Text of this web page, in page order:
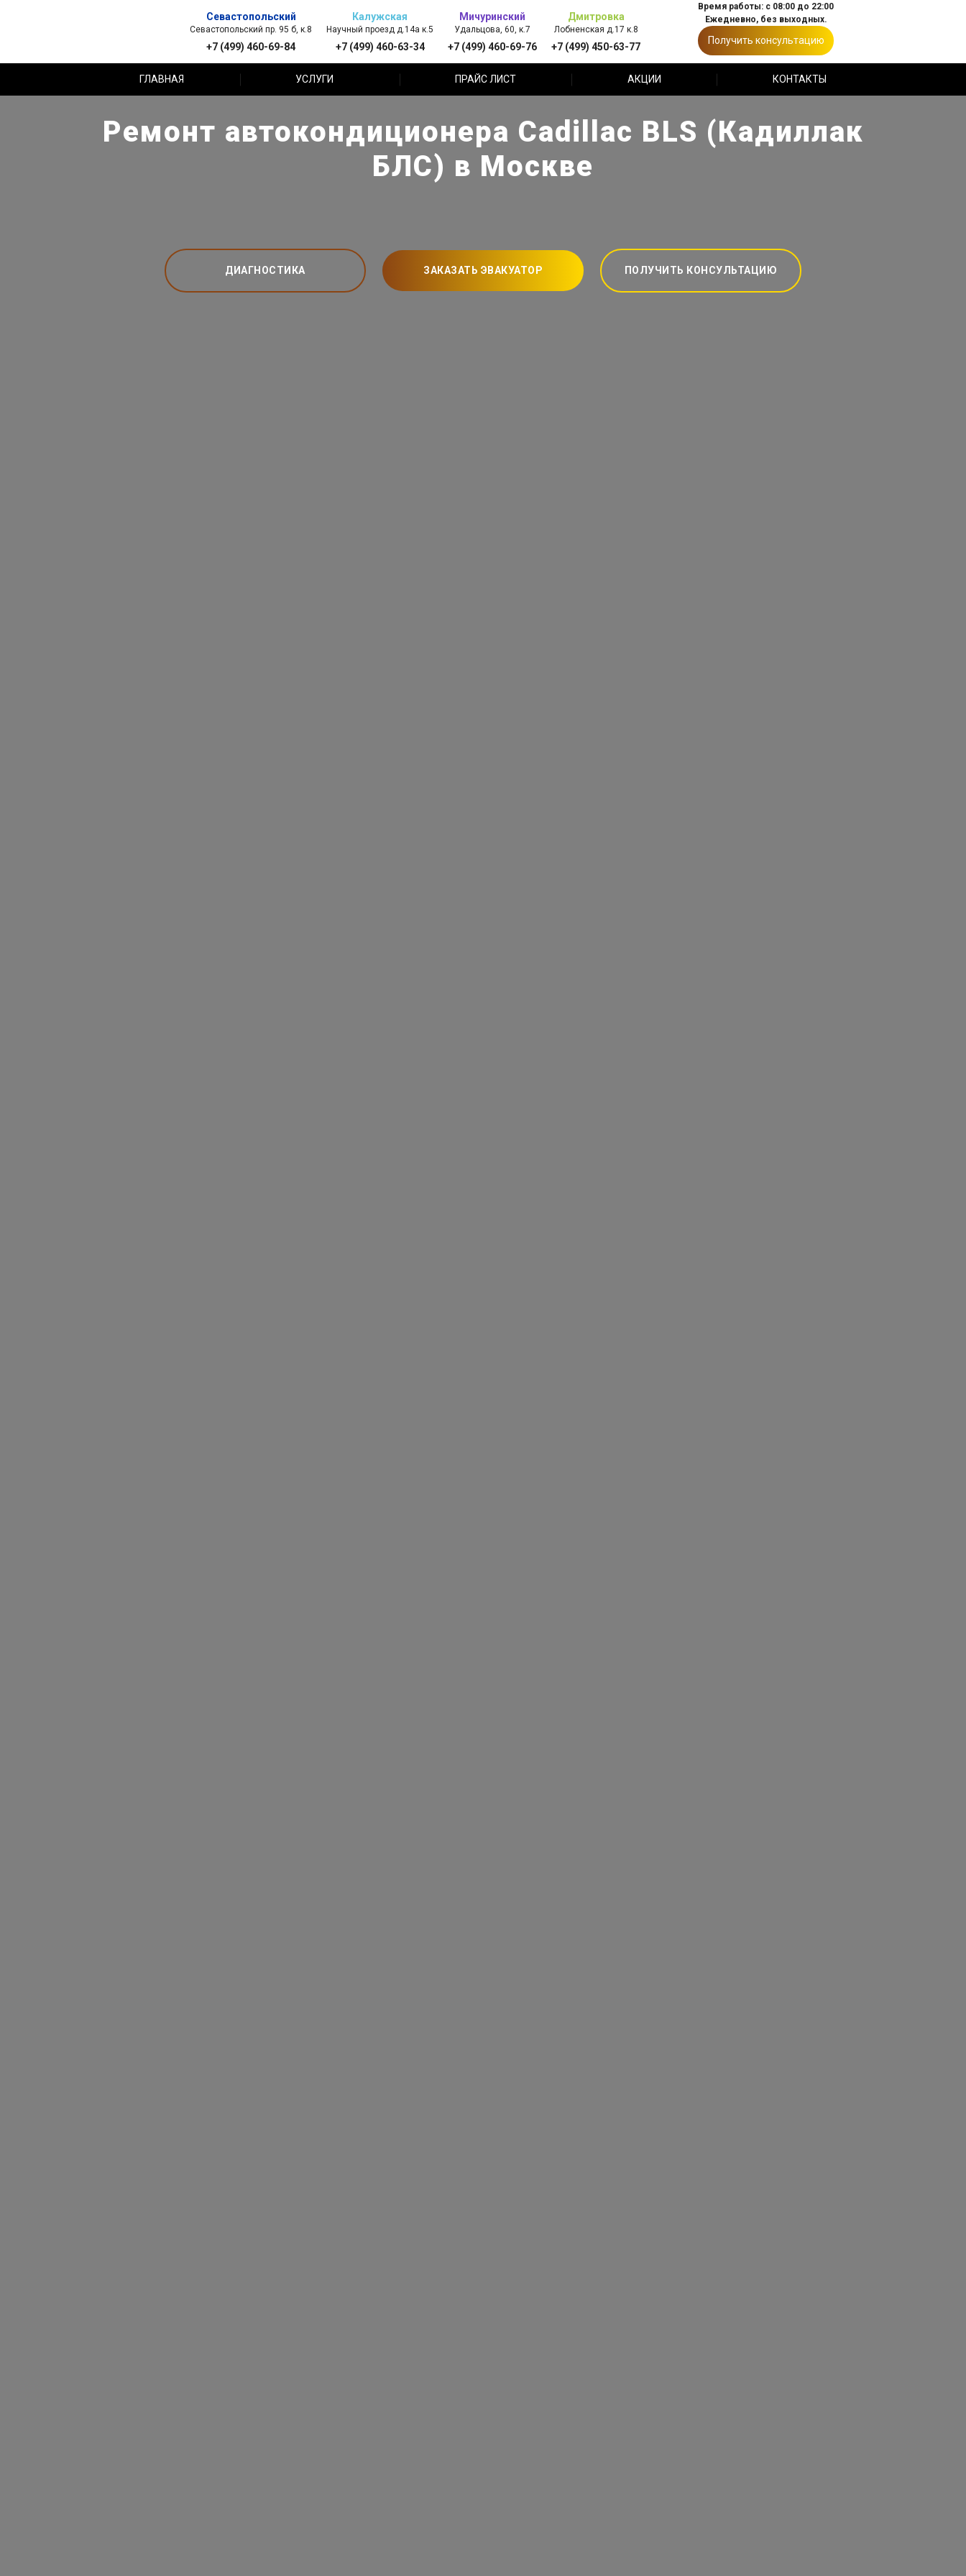
Севастопольский
Севастопольский пр. 95 б, к.8
+7 (499) 460-69-84
Калужская
Научный проезд д.14а к.5
+7 (499) 460-63-34
Мичуринский
Удальцова, 60, к.7
+7 (499) 460-69-76
Дмитровка
Лобненская д.17 к.8
+7 (499) 450-63-77
Время работы: с 08:00 до 22:00
Ежедневно, без выходных.
Получить консультацию
ГЛАВНАЯ УСЛУГИ ПРАЙС ЛИСТ АКЦИИ КОНТАКТЫ
Ремонт автокондиционера Cadillac BLS (Кадиллак
БЛС) в Москве
ДИАГНОСТИКА ЗАКАЗАТЬ ЭВАКУАТОР ПОЛУЧИТЬ КОНСУЛЬТАЦИЮ